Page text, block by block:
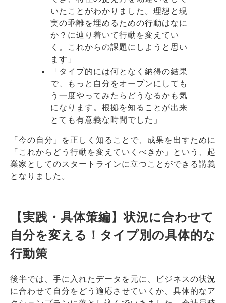
いたことがわかりました。理想と現
実の乖離を埋めるための行動はなに
か？に辿り着いて行動を変えてい
く。これからの課題にしようと思い
ます」
「タイプ的には何となく納得の結果
で、もっと自分をオープンにしても
う一度やってみたらどうなるかも気
になります。根拠を知ることが出来
とても有意義な時間でした」
「今の自分」を正しく知ることで、成果を出すために
「これからどう行動を変えていくべきか」という、起
業家としてのスタートラインに立つことができる講義
となりました。
【実践・具体策編】状況に合わせて
自分を変える！タイプ別の具体的な
行動策
後半では、手に入れたデータを元に、ビジネスの状況
に合わせて自分をどう適応させていくか、具体的なア